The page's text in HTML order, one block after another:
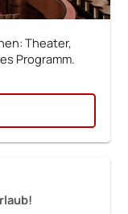
Theater,
Programm.